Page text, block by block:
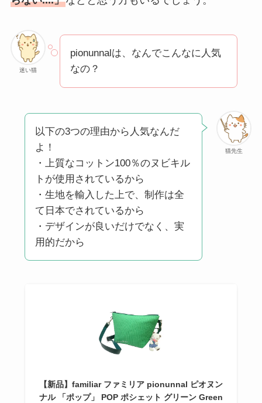
方法も解説！
テはなぜ高い？なぜ
なぜ高い？なぜ人
気？安く買える方法
The Rowはなぜ高
い？高すぎる？人気
の理由と安く買える
方法も解説！
迷い猫
pionunnalは、なんでこんなに人気
なの？
猫先生
以下の3つの理由から人気なんだ
よ！
・上質なコットン100％のヌビキル
トが使用されているから
・生地を輸入した上で、制作は全
て日本でされているから
・デザインが良いだけでなく、実
用的だから
【新品】familiar ファミリア pionunnal ピオヌン
ナル 「ポップ」 POP ポシェット グリーン Green